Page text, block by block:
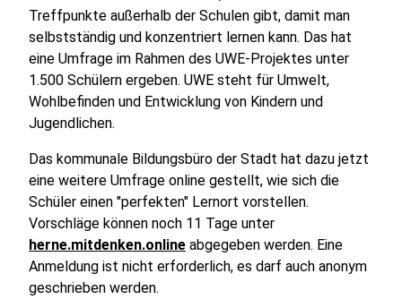
Treffpunkte außerhalb der Schulen gibt, damit man
selbstständig und konzentriert lernen kann. Das hat
eine Umfrage im Rahmen des UWE-Projektes unter
1.500 Schülern ergeben. UWE steht für Umwelt,
Wohlbefinden und Entwicklung von Kindern und
Jugendlichen.
Das kommunale Bildungsbüro der Stadt hat dazu jetzt
eine weitere Umfrage online gestellt, wie sich die
Schüler einen "perfekten" Lernort vorstellen.
Vorschläge können noch 11 Tage unter
herne.mitdenken.online abgegeben werden. Eine
Anmeldung ist nicht erforderlich, es darf auch anonym
geschrieben werden.